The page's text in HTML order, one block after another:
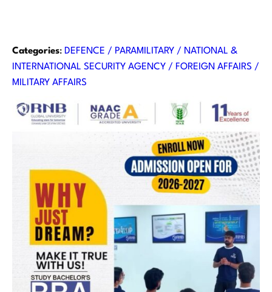
Categories: DEFENCE / PARAMILITARY / NATIONAL &
INTERNATIONAL SECURITY AGENCY / FOREIGN AFFAIRS /
MILITARY AFFAIRS